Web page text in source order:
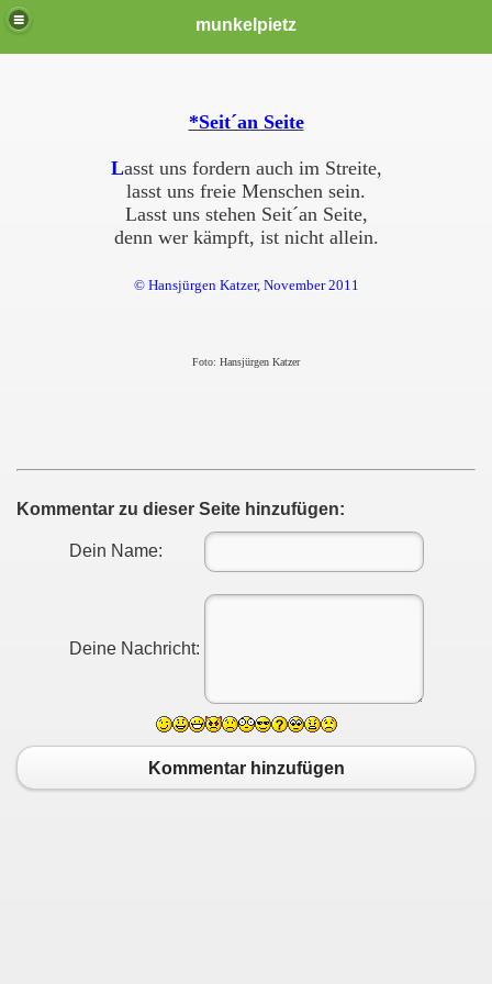
munkelpietz
*Seit´an Seite
Lasst uns fordern auch im Streite,
lasst uns freie Menschen sein.
Lasst uns stehen Seit´an Seite,
denn wer kämpft, ist nicht allein.
© Hansjürgen Katzer, November 2011
Foto: Hansjürgen Katzer
Kommentar zu dieser Seite hinzufügen:
Dein Name:
Deine Nachricht:
Kommentar hinzufügen